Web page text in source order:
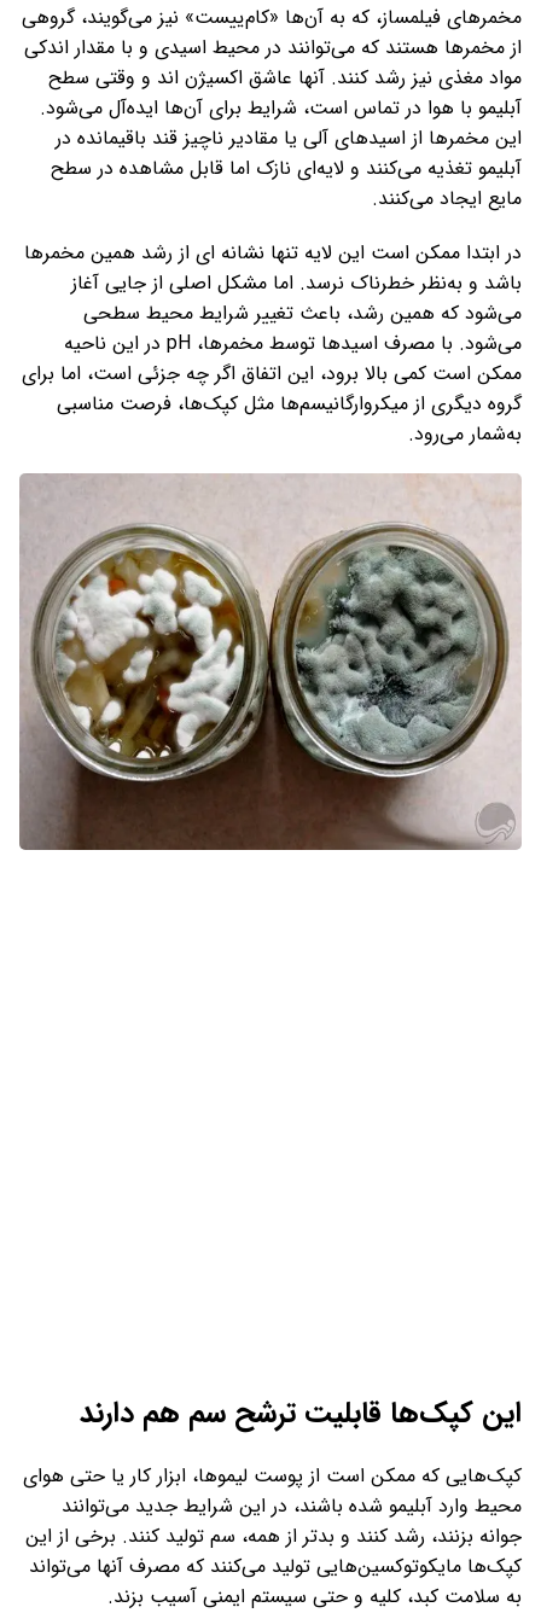
مخمرهای فیلمساز، که به آن‌ها «کام‌ییست» نیز می‌گویند، گروهی
از مخمرها هستند که می‌توانند در محیط اسیدی و با مقدار اندکی
مواد مغذی نیز رشد کنند. آنها عاشق اکسیژن‌ اند و وقتی سطح
آبلیمو با هوا در تماس است، شرایط برای آن‌ها ایده‌آل می‌شود.
این مخمرها از اسیدهای آلی یا مقادیر ناچیز قند باقیمانده در
آبلیمو تغذیه می‌کنند و لایه‌ای نازک اما قابل‌ مشاهده در سطح
مایع ایجاد می‌کنند.
در ابتدا ممکن است این لایه تنها نشانه‌ ای از رشد همین مخمرها
باشد و به‌نظر خطرناک نرسد. اما مشکل اصلی از جایی آغاز
می‌شود که همین رشد، باعث تغییر شرایط محیط سطحی
می‌شود. با مصرف اسیدها توسط مخمرها، pH در این ناحیه
ممکن است کمی بالا برود، این اتفاق اگر چه جزئی است، اما برای
گروه دیگری از میکروارگانیسم‌ها مثل کپک‌ها، فرصت مناسبی
به‌شمار می‌رود.
این کپک‌ها قابلیت ترشح سم هم دارند
کپک‌هایی که ممکن است از پوست لیموها، ابزار کار یا حتی هوای
محیط وارد آبلیمو شده باشند، در این شرایط جدید می‌توانند
جوانه بزنند، رشد کنند و بدتر از همه، سم تولید کنند. برخی از این
کپک‌ها مایکوتوکسین‌هایی تولید می‌کنند که مصرف آنها می‌تواند
به سلامت کبد، کلیه و حتی سیستم ایمنی آسیب بزند.